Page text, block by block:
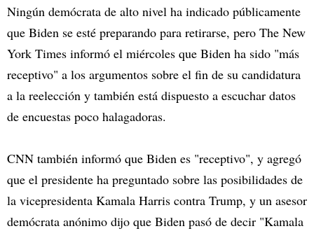
Ningún demócrata de alto nivel ha indicado públicamente
que Biden se esté preparando para retirarse, pero The New
York Times informó el miércoles que Biden ha sido "más
receptivo" a los argumentos sobre el fin de su candidatura
a la reelección y también está dispuesto a escuchar datos
de encuestas poco halagadoras.
CNN también informó que Biden es "receptivo", y agregó
que el presidente ha preguntado sobre las posibilidades de
la vicepresidenta Kamala Harris contra Trump, y un asesor
demócrata anónimo dijo que Biden pasó de decir "Kamala